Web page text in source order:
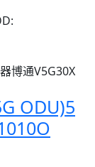
博通V5G30X
ODU)5